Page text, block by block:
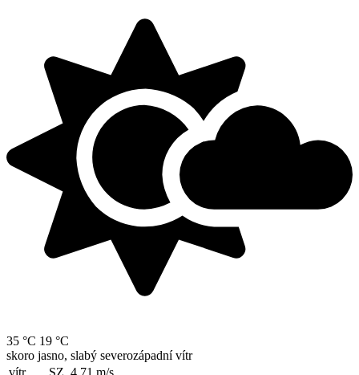
35 °C 19 °C
skoro jasno, slabý severozápadní vítr
vítr
SZ, 4.71 m/s